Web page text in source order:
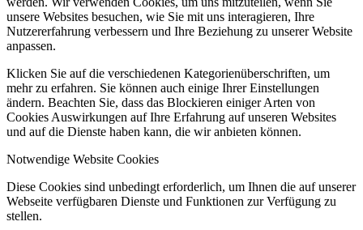
unsere Websites besuchen, wie Sie mit uns interagieren, Ihre
Nutzererfahrung verbessern und Ihre Beziehung zu unserer Website
anpassen.
Klicken Sie auf die verschiedenen Kategorienüberschriften, um
mehr zu erfahren. Sie können auch einige Ihrer Einstellungen
ändern. Beachten Sie, dass das Blockieren einiger Arten von
Cookies Auswirkungen auf Ihre Erfahrung auf unseren Websites
und auf die Dienste haben kann, die wir anbieten können.
Notwendige Website Cookies
Diese Cookies sind unbedingt erforderlich, um Ihnen die auf unserer
Webseite verfügbaren Dienste und Funktionen zur Verfügung zu
stellen.